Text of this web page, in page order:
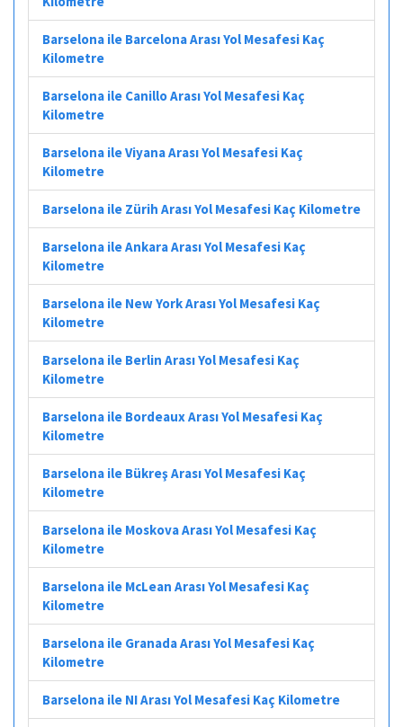
Barselona ile Barcelona Arası Yol Mesafesi Kaç
Kilometre
Barselona ile Canillo Arası Yol Mesafesi Kaç
Kilometre
Barselona ile Viyana Arası Yol Mesafesi Kaç
Kilometre
Barselona ile Zürih Arası Yol Mesafesi Kaç Kilometre
Barselona ile Ankara Arası Yol Mesafesi Kaç
Kilometre
Barselona ile New York Arası Yol Mesafesi Kaç
Kilometre
Barselona ile Berlin Arası Yol Mesafesi Kaç
Kilometre
Barselona ile Bordeaux Arası Yol Mesafesi Kaç
Kilometre
Barselona ile Bükreş Arası Yol Mesafesi Kaç
Kilometre
Barselona ile Moskova Arası Yol Mesafesi Kaç
Kilometre
Barselona ile McLean Arası Yol Mesafesi Kaç
Kilometre
Barselona ile Granada Arası Yol Mesafesi Kaç
Kilometre
Barselona ile NI Arası Yol Mesafesi Kaç Kilometre